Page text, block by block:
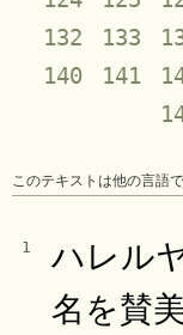
132
133
140
141
このテキストは他の言語
1
ハレル
名を賛